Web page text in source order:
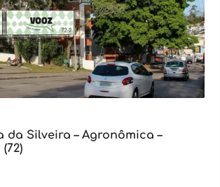
da Silveira – Agronômica –